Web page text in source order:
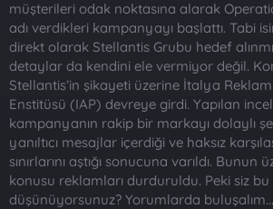
müşterileri odak noktasına alarak
adı verdikleri kampanyayı başlattı. Tabi
direkt olarak Stellantis Grubu hedef
detaylar da kendini ele vermiyor değil.
Stellantis’in şikayeti üzerine İtalya
Enstitüsü (IAP) devreye girdi. Yapılan
kampanyanın rakip bir markayı dolaylı
yanıltıcı mesajlar içerdiği ve haksız
sınırlarını aştığı sonucuna varıldı. Bunun
konusu reklamları durduruldu. Peki siz
düşünüyorsunuz? Yorumlarda buluşalım...